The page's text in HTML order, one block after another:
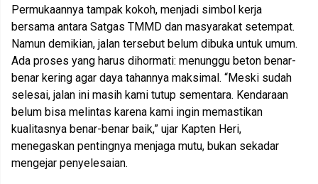
Permukaannya tampak kokoh, menjadi simbol kerja
bersama antara Satgas TMMD dan masyarakat setempat.
Namun demikian, jalan tersebut belum dibuka untuk umum.
Ada proses yang harus dihormati: menunggu beton benar-
benar kering agar daya tahannya maksimal. “Meski sudah
selesai, jalan ini masih kami tutup sementara. Kendaraan
belum bisa melintas karena kami ingin memastikan
kualitasnya benar-benar baik,” ujar Kapten Heri,
menegaskan pentingnya menjaga mutu, bukan sekadar
mengejar penyelesaian.